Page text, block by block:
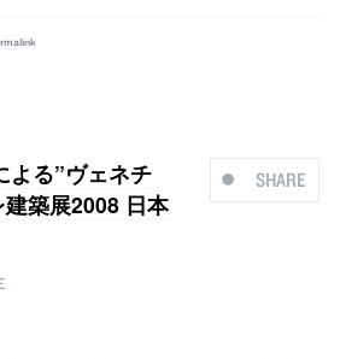
SHARE
よる”ヴェネチ
築展2008 日本